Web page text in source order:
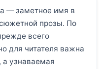
— заметное имя в
прозы. По
всего
для читателя важна
а узнаваемая